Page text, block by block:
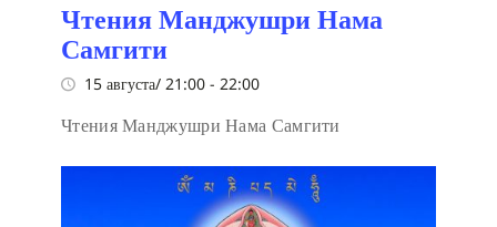
Чтения Манджушри Нама
Самгити
15 августа/ 21:00 - 22:00
Чтения Манджушри Нама Самгити